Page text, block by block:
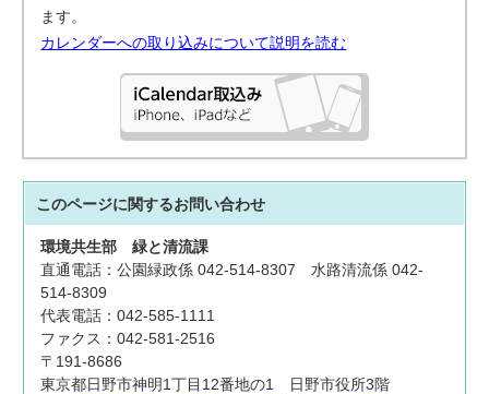
ます。
カレンダーへの取り込みについて説明を読む
このページに関するお問い合わせ
環境共生部緑と清流課
直通電話：公園緑政係 042-514-8307 水路清流係 042-
514-8309
代表電話：042-585-1111
ファクス：042-581-2516
〒191-8686
東京都日野市神明1丁目12番地の1 日野市役所3階